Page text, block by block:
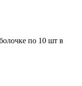
по 10 шт в